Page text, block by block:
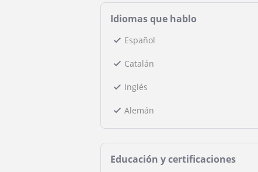
Idiomas que hablo
Español
Catalán
Inglés
Alemán
Educación y certificaciones